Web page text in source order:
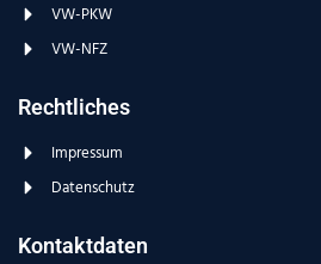
VW-PKW
VW-NFZ
Rechtliches
Impressum
Datenschutz
Kontaktdaten